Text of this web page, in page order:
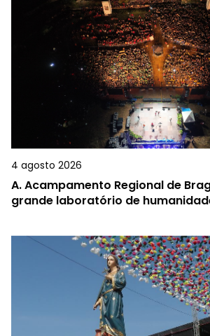
4 agosto 2026
A.Acampamento Regional de
grande laboratório de